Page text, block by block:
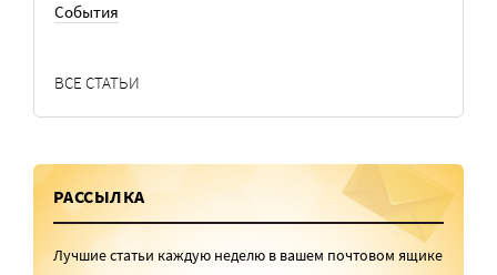
События
ВСЕ СТАТЬИ
РАССЫЛКА
Лучшие статьи каждую неделю в вашем почтовом ящике